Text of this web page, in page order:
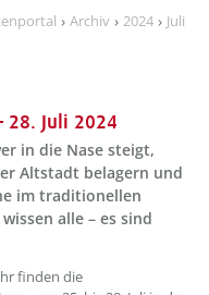
Archiv 2024 Juli
28. Juli 2024
in die Nase steigt,
Altstadt belagern und
im traditionellen
alle – es sind
titel ???
finden die